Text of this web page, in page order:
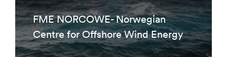
FME NORCOWE- Norwegian
Centre for Offshore Wind Energy